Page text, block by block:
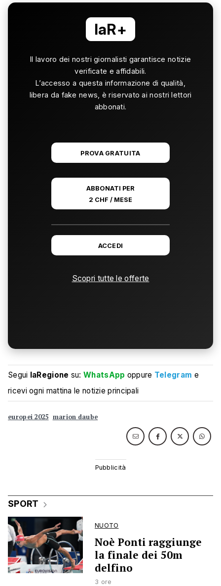
laR+
Il lavoro dei nostri giornalisti garantisce notizie
verificate e affidabili.
L’accesso a questa informazione di qualità,
libera da fake news, è riservato ai nostri lettori
abbonati.
PROVA GRATUITA
ABBONATI PER
2 CHF / MESE
ACCEDI
Scopri tutte le offerte
Segui laRegione su:WhatsApp oppure Telegram e
ricevi ogni mattina le notizie principali
europei 2025 marion daube
SPORT
NUOTO
Noè Ponti raggiunge
la finale dei 50m
delfino
3 ore